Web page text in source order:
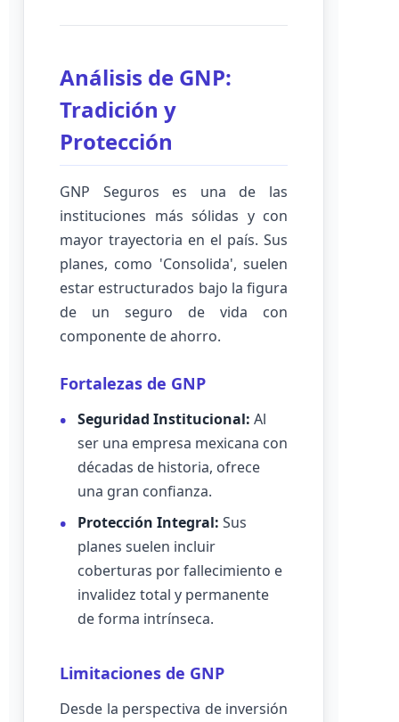
Análisis de GNP:
Tradición y
Protección
GNP Seguros es una de las
instituciones más sólidas y con
mayor trayectoria en el país. Sus
planes, como 'Consolida', suelen
estar estructurados bajo la figura
de un seguro de vida con
componente de ahorro.
Fortalezas de GNP
Seguridad Institucional: Al
ser una empresa mexicana con
décadas de historia, ofrece
una gran confianza.
Protección Integral: Sus
planes suelen incluir
coberturas por fallecimiento e
invalidez total y permanente
de forma intrínseca.
Limitaciones de GNP
Desde la perspectiva de inversión